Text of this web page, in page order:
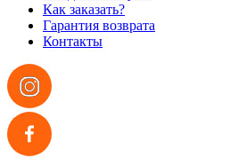
Как заказать?
Гарантия возврата
Контакты